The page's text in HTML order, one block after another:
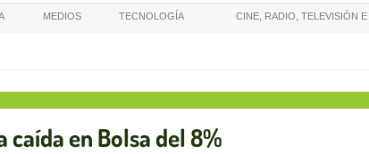
MEDIOS TECNOLOGÍA CINE, RADIO, TELEVISIÓN
caída en Bolsa del 8%